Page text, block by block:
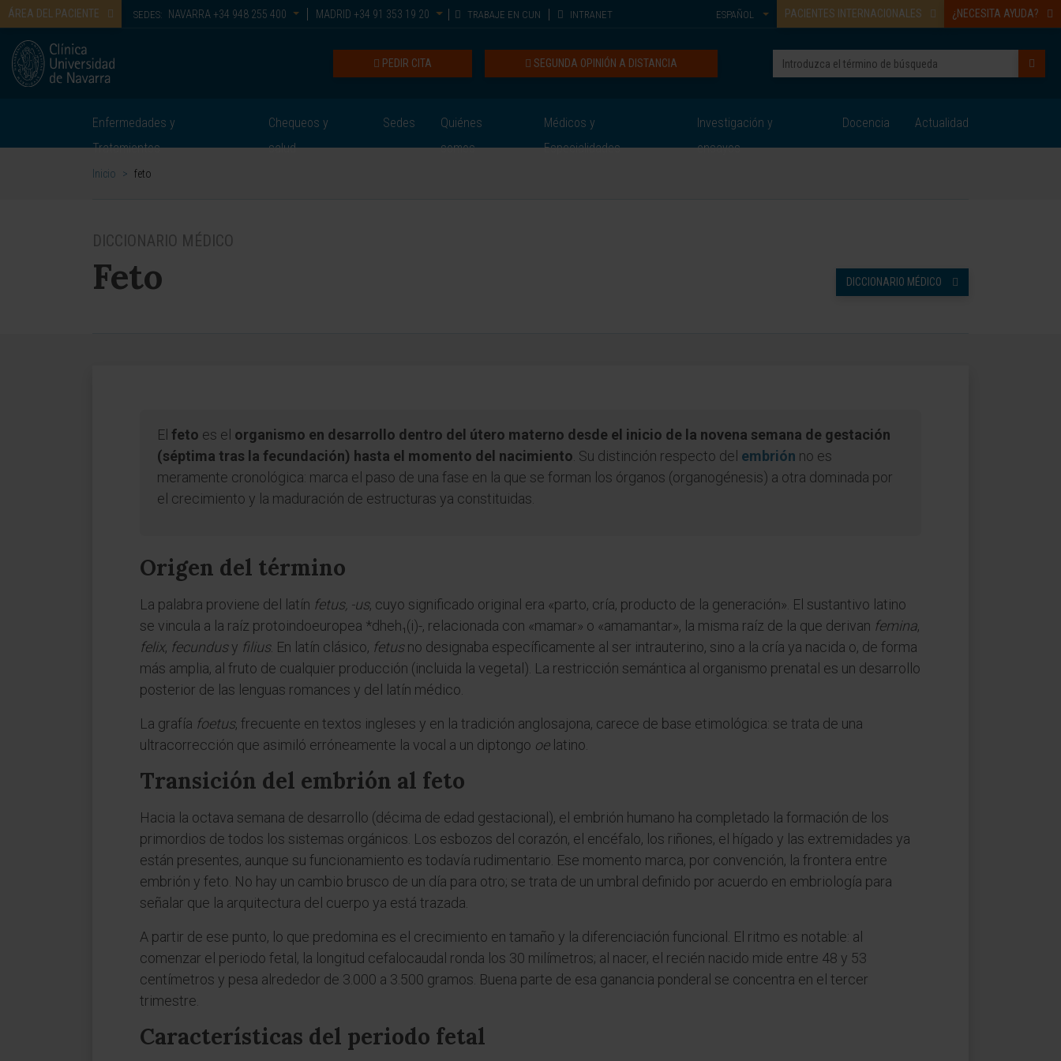
ÁREA DEL PACIENTE SEDES: NAVARRA +34 948 255 400 MADRID +34 91 353 19 20 TRABAJE EN CUN INTRANET PACIENTES INTERNACIONALES ¿NECESITA AYUDA?
ESPAÑOL
SEGUNDA OPINIÓN A DISTANCIA
PEDIR CITA
Enfermedades y
Tratamientos
Chequeos y
salud
Sedes
Quiénes
somos
Médicos y
Especialidades
Investigación y
ensayos
Docencia Actualidad
Inicio > feto
DICCIONARIO MÉDICO
Feto DICCIONARIO MÉDICO
El feto es el organismo en desarrollo dentro del útero materno desde el inicio de la novena semana de gestación
(séptima tras la fecundación) hasta el momento del nacimiento . Su distinción respecto del embrión no es
meramente cronológica: marca el paso de una fase en la que se forman los órganos (organogénesis) a otra dominada por
el crecimiento y la maduración de estructuras ya constituidas.
Origen del término
La palabra proviene del latín fetus, -us, cuyo significado original era «parto, cría, producto de la generación». El sustantivo latino
se vincula a la raíz protoindoeuropea *dheh₁(i)-, relacionada con «mamar» o «amamantar», la misma raíz de la que derivan femina,
felix, fecundusy filius. En latín clásico, fetusno designaba específicamente al ser intrauterino, sino a la cría ya nacida o, de forma
más amplia, al fruto de cualquier producción (incluida la vegetal). La restricción semántica al organismo prenatal es un desarrollo
posterior de las lenguas romances y del latín médico.
La grafía foetus, frecuente en textos ingleses y en la tradición anglosajona, carece de base etimológica: se trata de una
ultracorrección que asimiló erróneamente la vocal a un diptongo oelatino.
Transición del embrión al feto
Hacia la octava semana de desarrollo (décima de edad gestacional), el embrión humano ha completado la formación de los
primordios de todos los sistemas orgánicos. Los esbozos del corazón, el encéfalo, los riñones, el hígado y las extremidades ya
están presentes, aunque su funcionamiento es todavía rudimentario. Ese momento marca, por convención, la frontera entre
embrión y feto. No hay un cambio brusco de un día para otro; se trata de un umbral definido por acuerdo en embriología para
señalar que la arquitectura del cuerpo ya está trazada.
A partir de ese punto, lo que predomina es el crecimiento en tamaño y la diferenciación funcional. El ritmo es notable: al
comenzar el periodo fetal, la longitud cefalocaudal ronda los 30 milímetros; al nacer, el recién nacido mide entre 48 y 53
centímetros y pesa alrededor de 3.000 a 3.500 gramos. Buena parte de esa ganancia ponderal se concentra en el tercer
trimestre.
Características del periodo fetal